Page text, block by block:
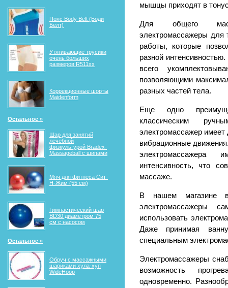
Пояс Body Belt (Боди
Белт)
Утягивающие трусики
очень больших
размеров R511xx
Коррекционные шорты
Maidenform
Остальное »
Шар для занятий
лечебной
физкультурой Bradex-
Massageball с шипами
Мяч для фитнеса Сит-
Н-Жим (55 см)
Гимнастический шар
BD30 диаметром 75
см с насосом
Остальное »
Обруч с массажными
шариками хула-хуп
WideHoop
мышцы приходят в
Для общего
электромассажеры для
работы, которые
разной
всего
позволяющими
разных частей тела.
Еще одно
классическим
электромассажер имеет
вибрационные
интенсивность, что
массаже.
В нашем магазине
электромассажеры
использовать
Даже принимая
специальным
Электромассажеры
возможность
одновременно.